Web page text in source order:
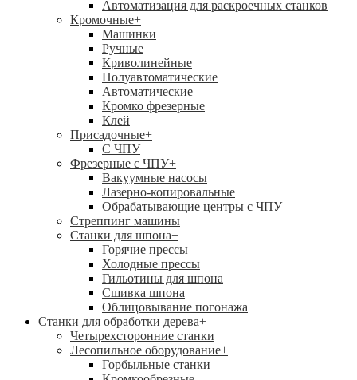
Автоматизация для раскроечных станков
Кромочные+
Машинки
Ручные
Криволинейные
Полуавтоматические
Автоматические
Кромко фрезерные
Клей
Присадочные+
С ЧПУ
Фрезерные с ЧПУ+
Вакуумные насосы
Лазерно-копировальные
Обрабатывающие центры с ЧПУ
Стреппинг машины
Станки для шпона+
Горячие прессы
Холодные прессы
Гильотины для шпона
Сшивка шпона
Облицовывание погонажа
Станки для обработки дерева+
Четырехсторонние станки
Лесопильное оборудование+
Горбыльные станки